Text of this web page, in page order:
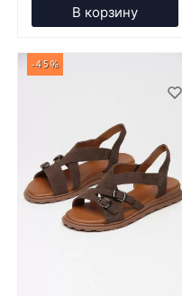
В корзину
-45%